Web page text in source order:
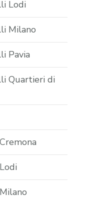
Lodi
Milano
Pavia
Quartieri di